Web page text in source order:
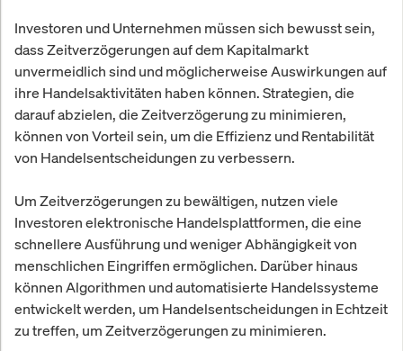
Investoren und Unternehmen müssen sich bewusst sein,
dass Zeitverzögerungen auf dem Kapitalmarkt
unvermeidlich sind und möglicherweise Auswirkungen auf
ihre Handelsaktivitäten haben können. Strategien, die
darauf abzielen, die Zeitverzögerung zu minimieren,
können von Vorteil sein, um die Effizienz und Rentabilität
von Handelsentscheidungen zu verbessern.
Um Zeitverzögerungen zu bewältigen, nutzen viele
Investoren elektronische Handelsplattformen, die eine
schnellere Ausführung und weniger Abhängigkeit von
menschlichen Eingriffen ermöglichen. Darüber hinaus
können Algorithmen und automatisierte Handelssysteme
entwickelt werden, um Handelsentscheidungen in Echtzeit
zu treffen, um Zeitverzögerungen zu minimieren.